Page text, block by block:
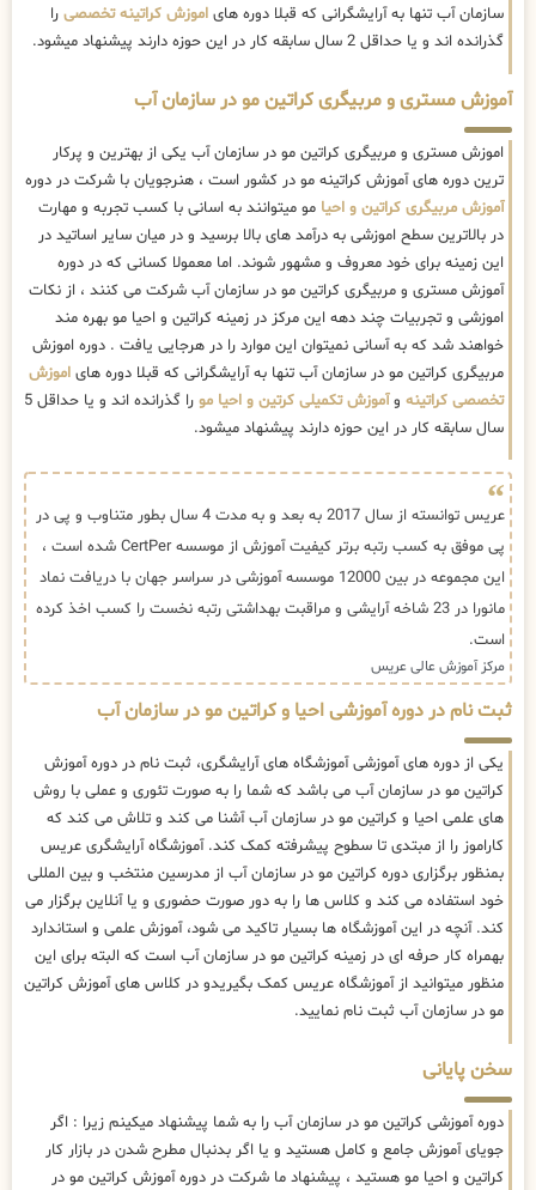
سازمان آب تنها به آرایشگرانی که قبلا دوره های اموزش کراتینه تخصصی را
گذرانده اند و یا حداقل 2 سال سابقه کار در این حوزه دارند پیشنهاد میشود.
آموزش مستری و مربیگری کراتین مو در سازمان آب
اموزش مستری و مربیگری کراتین مو در سازمان آب یکی از بهترین و پرکار
ترین دوره های آموزش کراتینه مو در کشور است ، هنرجویان با شرکت در دوره
آموزش مربیگری کراتین و احیا مو میتوانند به اسانی با کسب تجربه و مهارت
در بالاترین سطح اموزشی به درآمد های بالا برسید و در میان سایر اساتید در
این زمینه برای خود معروف و مشهور شوند. اما معمولا کسانی که در دوره
آموزش مستری و مربیگری کراتین مو در سازمان آب شرکت می کنند ، از نکات
اموزشی و تجربیات چند دهه این مرکز در زمینه کراتین و احیا مو بهره مند
خواهند شد که به آسانی نمیتوان این موارد را در هرجایی یافت . دوره اموزش
مربیگری کراتین مو در سازمان آب تنها به آرایشگرانی که قبلا دوره های اموزش
تخصصی کراتینه وآموزش تکمیلی کرتین و احیا مو
را گذرانده اند و یا حداقل 5
سال سابقه کار در این حوزه دارند پیشنهاد میشود.
عریس توانسته از سال 2017 به بعد و به مدت 4 سال بطور متناوب و پی در
پی موفق به کسب رتبه برتر کیفیت آموزش از موسسه CertPer شده است ،
این مجموعه در بین 12000 موسسه آموزشی در سراسر جهان با دریافت نماد
مانورا در 23 شاخه آرایشی و مراقبت بهداشتی رتبه نخست را کسب اخذ کرده
است.
مرکز آموزش عالی عریس
ثبت نام در دوره آموزشی احیا و کراتین مو در سازمان آب
یکی از دوره های آموزشی آموزشگاه های آرایشگری، ثبت نام در دوره آموزش
کراتین مو در سازمان آب می باشد که شما را به صورت تئوری و عملی با روش
های علمی احیا و کراتین مو در سازمان آب آشنا می کند و تلاش می کند که
کاراموز را از مبتدی تا سطوح پیشرفته کمک کند. آموزشگاه آرایشگری عریس
بمنظور برگزاری دوره کراتین مو در سازمان آب از مدرسین منتخب و بین المللی
خود استفاده می کند و کلاس ها را به دور صورت حضوری و یا آنلاین برگزار می
کند. آنچه در این آموزشگاه ها بسیار تاکید می شود، آموزش علمی و استاندارد
بهمراه کار حرفه ای در زمینه کراتین مو در سازمان آب است که البته برای این
منظور میتوانید از آموزشگاه عریس کمک بگیریدو در کلاس های آموزش کراتین
مو در سازمان آب ثبت نام نمایید.
سخن پایانی
دوره آموزشی کراتین مو در سازمان آب را به شما پیشنهاد میکینم زیرا : اگر
جویای آموزش جامع و کامل هستید و یا اگر بدنبال مطرح شدن در بازار کار
کراتین و احیا مو هستید ، پیشنهاد ما شرکت در دوره آموزش کراتین مو در